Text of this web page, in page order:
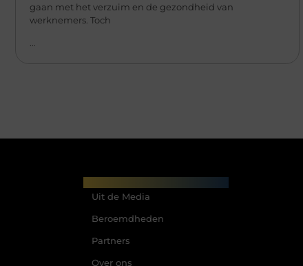
gaan met het verzuim en de gezondheid van
werknemers. Toch
...
Uit de Media
Beroemdheden
Partners
Over ons